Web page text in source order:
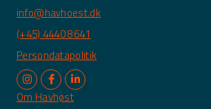
info@havhoest.dk
(+45) 4440 8641
Persondatapolitik
Om Havhøst